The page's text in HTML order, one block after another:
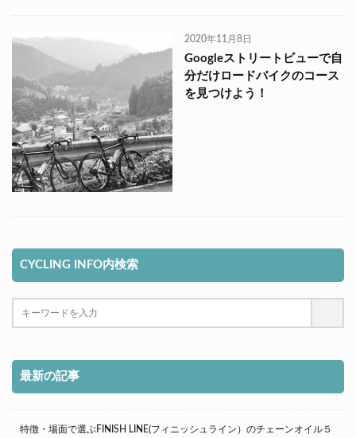
2020年11月8日
Googleストリートビューで自
分だけロードバイクのコース
を見つけよう！
CYCLING INFO内検索
最新の記事
特徴・場面で選ぶFINISH LINE(フィニッシュライン）のチェーンオイル５